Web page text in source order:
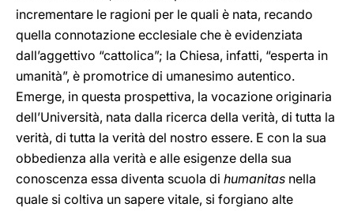
incrementare le ragioni per le quali è nata, recando
quella connotazione ecclesiale che è evidenziata
dall’aggettivo “cattolica”; la Chiesa, infatti, “esperta in
umanità”, è promotrice di umanesimo autentico.
Emerge, in questa prospettiva, la vocazione originaria
dell’Università, nata dalla ricerca della verità, di tutta la
verità, di tutta la verità del nostro essere. E con la sua
obbedienza alla verità e alle esigenze della sua
conoscenza essa diventa scuola di humanitas nella
quale si coltiva un sapere vitale, si forgiano alte